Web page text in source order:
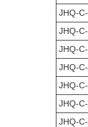
JHQ-
JHQ-
JHQ-
JHQ-
JHQ-
JHQ-
JHQ-